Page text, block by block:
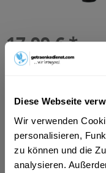
Diese Webseite
Wir verwenden
personalisieren,
zu können und die
analysieren.
17,99 € *
Inhalt:8 Liter (2,25 € * / 1
inkl. MwSt.
ggf. zzgl.
MEHRWEG
+3,90 € Pfand